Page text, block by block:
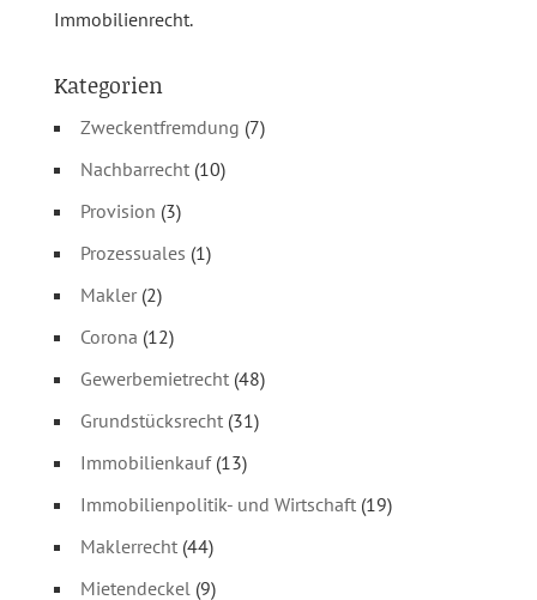
Immobilienrecht.
Kategorien
Zweckentfremdung (7)
Nachbarrecht(10)
Provision (3)
Prozessuales (1)
Makler(2)
Corona (12)
Gewerbemietrecht(48)
Grundstücksrecht(31)
Immobilienkauf(13)
Immobilienpolitik- und Wirtschaft(19)
Maklerrecht(44)
Mietendeckel(9)